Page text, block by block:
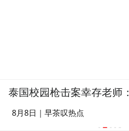
8月8日｜早茶叹热点
泰国校园枪击案幸存老师：
他想杀我时刚好子弹用完